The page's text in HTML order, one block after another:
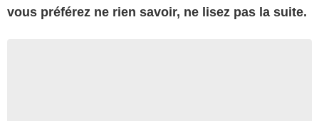
vous préférez ne rien savoir, ne lisez pas la suite.